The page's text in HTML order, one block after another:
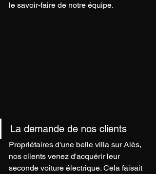
le savoir-faire de notre équipe.
La demande de nos clients
Propriétaires d'une belle villa sur Alès,
nos clients venez d'acquérir leur
seconde voiture électrique. Cela faisait